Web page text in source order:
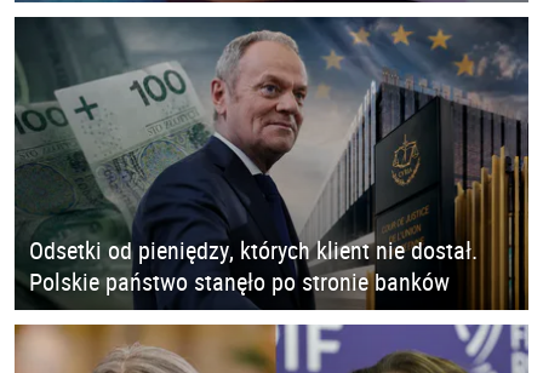
Odsetki od pieniędzy, których klient nie dostał.
Polskie państwo stanęło po stronie banków